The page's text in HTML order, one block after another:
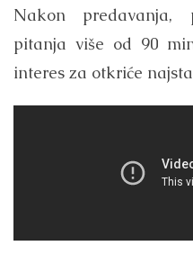
Nakon predavanja,
pitanja više od 90
interes za otkriće